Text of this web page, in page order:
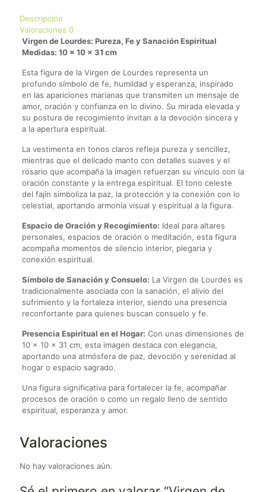
Descripción
Valoraciones 0
Virgen de Lourdes: Pureza, Fe y Sanación Espiritual
Medidas: 10 x 10 x 31 cm
Esta figura de la Virgen de Lourdes representa un
profundo símbolo de fe, humildad y esperanza, inspirado
en las apariciones marianas que transmiten un mensaje de
amor, oración y confianza en lo divino. Su mirada elevada y
su postura de recogimiento invitan a la devoción sincera y
a la apertura espiritual.
La vestimenta en tonos claros refleja pureza y sencillez,
mientras que el delicado manto con detalles suaves y el
rosario que acompaña la imagen refuerzan su vínculo con la
oración constante y la entrega espiritual. El tono celeste
del fajín simboliza la paz, la protección y la conexión con lo
celestial, aportando armonía visual y espiritual a la figura.
Espacio de Oración y Recogimiento: Ideal para altares
personales, espacios de oración o meditación, esta figura
acompaña momentos de silencio interior, plegaria y
conexión espiritual.
Símbolo de Sanación y Consuelo: La Virgen de Lourdes es
tradicionalmente asociada con la sanación, el alivio del
sufrimiento y la fortaleza interior, siendo una presencia
reconfortante para quienes buscan consuelo y fe.
Presencia Espiritual en el Hogar: Con unas dimensiones de
10 x 10 x 31 cm, esta imagen destaca con elegancia,
aportando una atmósfera de paz, devoción y serenidad al
hogar o espacio sagrado.
Una figura significativa para fortalecer la fe, acompañar
procesos de oración o como un regalo lleno de sentido
espiritual, esperanza y amor.
Valoraciones
No hay valoraciones aún.